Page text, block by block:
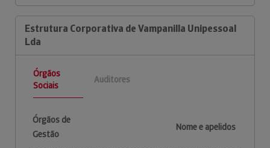
Estrutura Corporativa de Vampanilla Unipessoal
Lda
Órgãos
Sociais
Auditores
Órgãos de
Gestão
Nome e apelidos